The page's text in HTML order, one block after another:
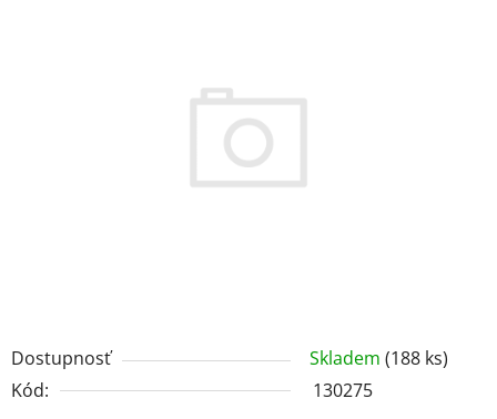
Dostupnosť Skladem (188 ks)
Kód:
130275